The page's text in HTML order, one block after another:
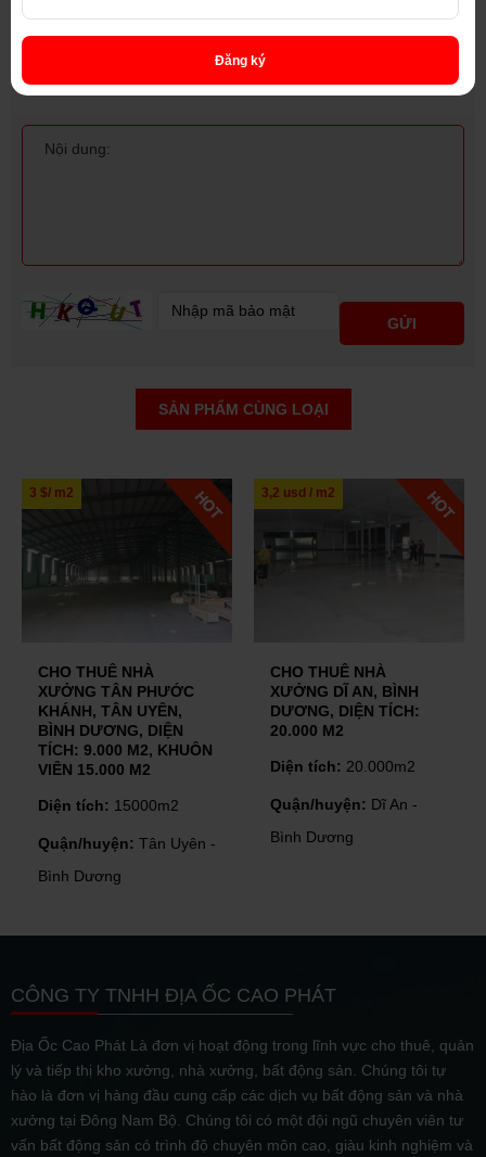
SẢN PHẨM CÙNG LOẠI
3 $/ m2
CHO THUÊ NHÀ
XƯỞNG TÂN PHƯỚC
KHÁNH, TÂN UYÊN,
BÌNH DƯƠNG, DIỆN
TÍCH: 9.000 M2, KHUÔN
VIÊN 15.000 M2
Diện tích: 15000m2
Quận/huyện: Tân Uyên -
Bình Dương
3,2 usd / m2
CHO THUÊ NHÀ
XƯỞNG DĨ AN, BÌNH
DƯƠNG, DIỆN TÍCH:
20.000 M2
Diện tích: 20.000m2
Quận/huyện: Dĩ An -
Bình Dương
CÔNG TY TNHH ĐỊA ỐC CAO PHÁT
Địa Ốc Cao Phát Là đơn vị hoạt động trong lĩnh vực cho thuê, quản
lý và tiếp thị kho xưởng, nhà xưởng, bất động sản. Chúng tôi tự
hào là đơn vị hàng đầu cung cấp các dịch vụ bất động sản và nhà
xưởng tại Đông Nam Bộ. Chúng tôi có một đội ngũ chuyên viên tư
vấn bất động sản có trình độ chuyên môn cao, giàu kinh nghiệm và
Đăng ký